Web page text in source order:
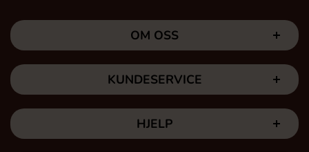
OM OSS
KUNDESERVICE
HJELP